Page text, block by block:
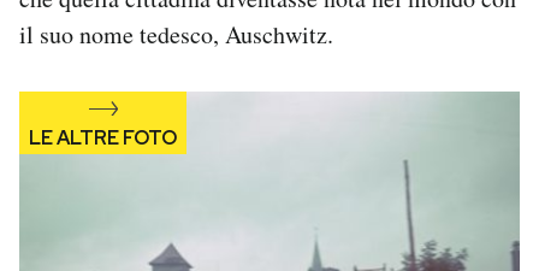
il suo nome tedesco, Auschwitz.